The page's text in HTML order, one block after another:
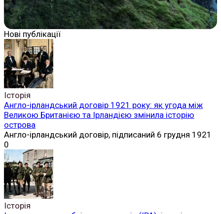
Нові публікації
Історія
Англо-ірландський договір 1921 року: як угода між
Великою Британією та Ірландією змінила історію
острова
Англо-ірландський договір, підписаний 6 грудня 1921
0
Історія